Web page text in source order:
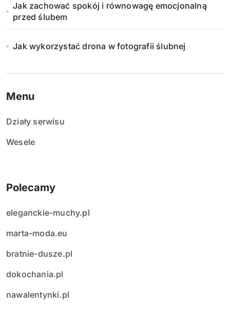
Jak zachować spokój i równowagę emocjonalną
przed ślubem
Jak wykorzystać drona w fotografii ślubnej
Menu
Działy serwisu
Wesele
Polecamy
eleganckie-muchy.pl
marta-moda.eu
bratnie-dusze.pl
dokochania.pl
nawalentynki.pl